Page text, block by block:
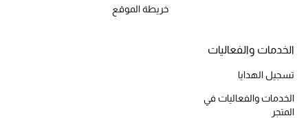
أبرز الحقائب
خريطة الموقع
الخدمات والفعاليات
تسجيل الهدايا
الخدمات والفعاليات في
المتجر